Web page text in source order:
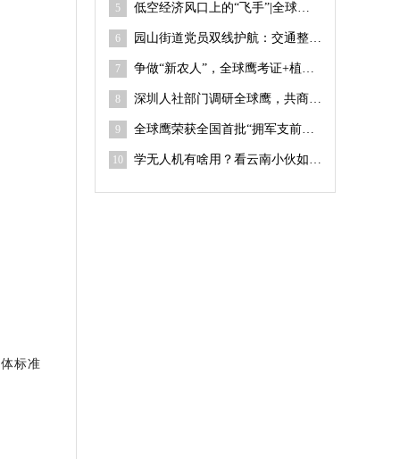
标准
5 低空经济风口上的“飞手”|全球鹰246期无人机考证开班仪式
6 园山街道党员双线护航：交通整治显成效 紧急救援暖人心
7 争做“新农人”，全球鹰考证+植保吊运技能培训课程上线
8 深圳人社部门调研全球鹰，共商无人机职业技能人才培训
9 全球鹰荣获全国首批“拥军支前无人机编队实训基地”
10 学无人机有啥用？看云南小伙如何打开返乡创业新赛道